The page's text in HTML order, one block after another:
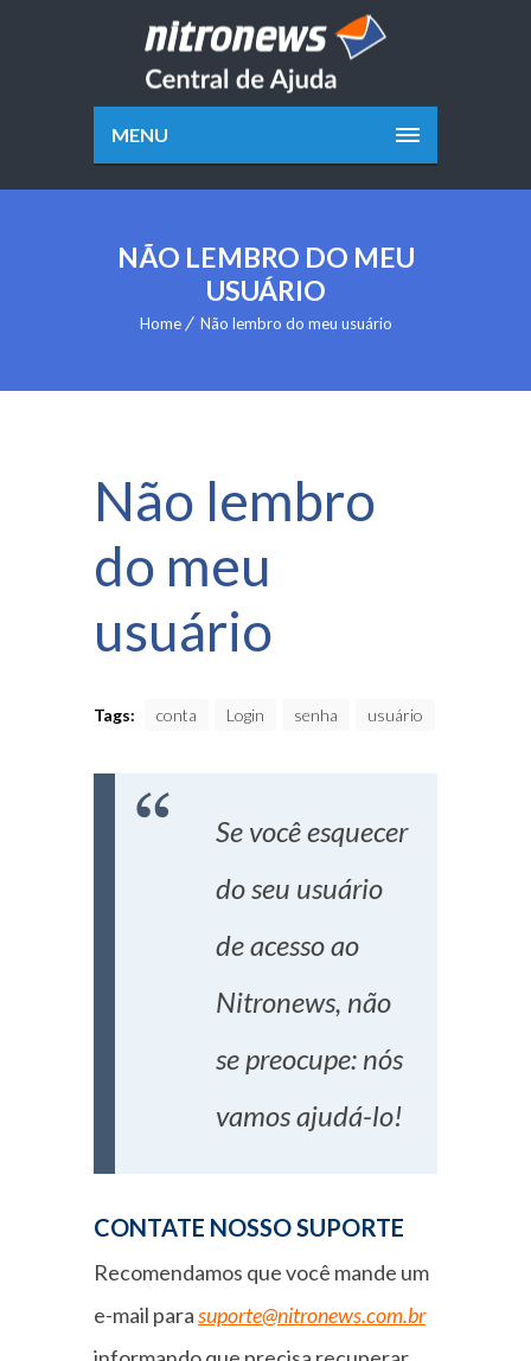
MENU
NÃO LEMBRO DO MEU
USUÁRIO
Home Não lembro do meu usuário
Não lembro
do meu
usuário
Tags: conta Login senha usuário
Se você esquecer
do seu usuário
de acesso ao
Nitronews, não
se preocupe: nós
vamos ajudá-lo!
CONTATE NOSSO SUPORTE
Recomendamos que você mande um
e-mail parasuporte@nitronews.com.br